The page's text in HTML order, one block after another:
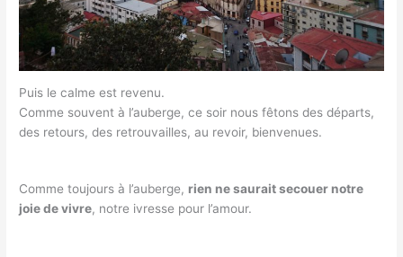
Puis le calme est revenu.
Comme souvent à l’auberge, ce soir nous fêtons des départs,
des retours, des retrouvailles, au revoir, bienvenues.
Comme toujours à l’auberge, rien ne saurait secouer notre
joie de vivre, notre ivresse pour l’amour.